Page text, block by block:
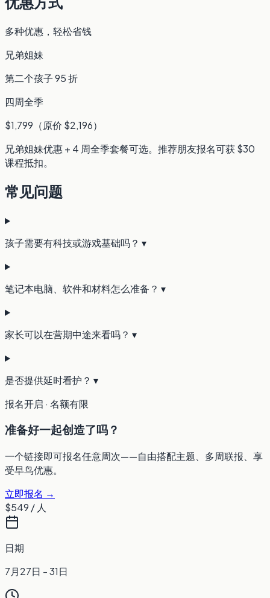
多种优惠，轻松省钱
兄弟姐妹
第二个孩子 95 折
四周全季
$1,799（原价 $2,196）
兄弟姐妹优惠 + 4 周全季套餐可选。推荐朋友报名可获 $30
课程抵扣。
常见问题
孩子需要有科技或游戏基础吗？ ▾
笔记本电脑、软件和材料怎么准备？ ▾
家长可以在营期中途来看吗？ ▾
是否提供延时看护？ ▾
报名开启 · 名额有限
准备好一起创造了吗？
一个链接即可报名任意周次——自由搭配主题、多周联报、享
受早鸟优惠。
立即报名 →
$549 / 人
日期
7月27日 - 31日